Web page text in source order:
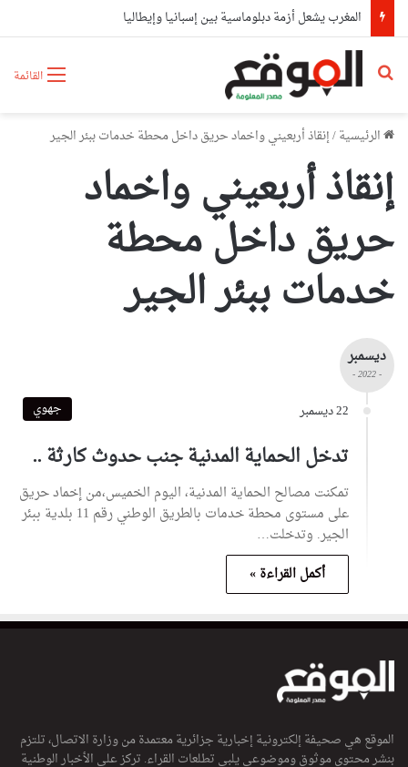
المغرب يشعل أزمة دبلوماسية بين إسبانيا وإيطاليا
القائمة بحث عن
الرئيسية/إنقاذ أربعيني واخماد حريق داخل محطة خدمات ببئر الجير
إنقاذ أربعيني واخماد
حريق داخل محطة
خدمات ببئر الجير
ديسمبر
- 2022 -
22 ديسمبر جهوي
تدخل الحماية المدنية جنب حدوث كارثة ..
تمكنت مصالح الحماية المدنية، اليوم الخميس،من إخماد حريق
على مستوى محطة خدمات بالطريق الوطني رقم 11 بلدية ببئر
الجير. وتدخلت…
أكمل القراءة »
الموقع هي صحيفة إلكترونية إخبارية جزائرية معتمدة من وزارة الاتصال، تلتزم
بنشر محتوى موثوق وموضوعي يلبي تطلعات القراء. تركز على الأخبار الوطنية